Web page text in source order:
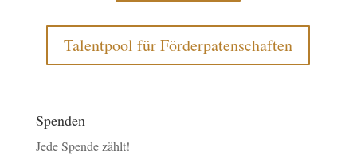
Talentpool für Förderpatenschaften
Spenden
Jede Spende zählt!